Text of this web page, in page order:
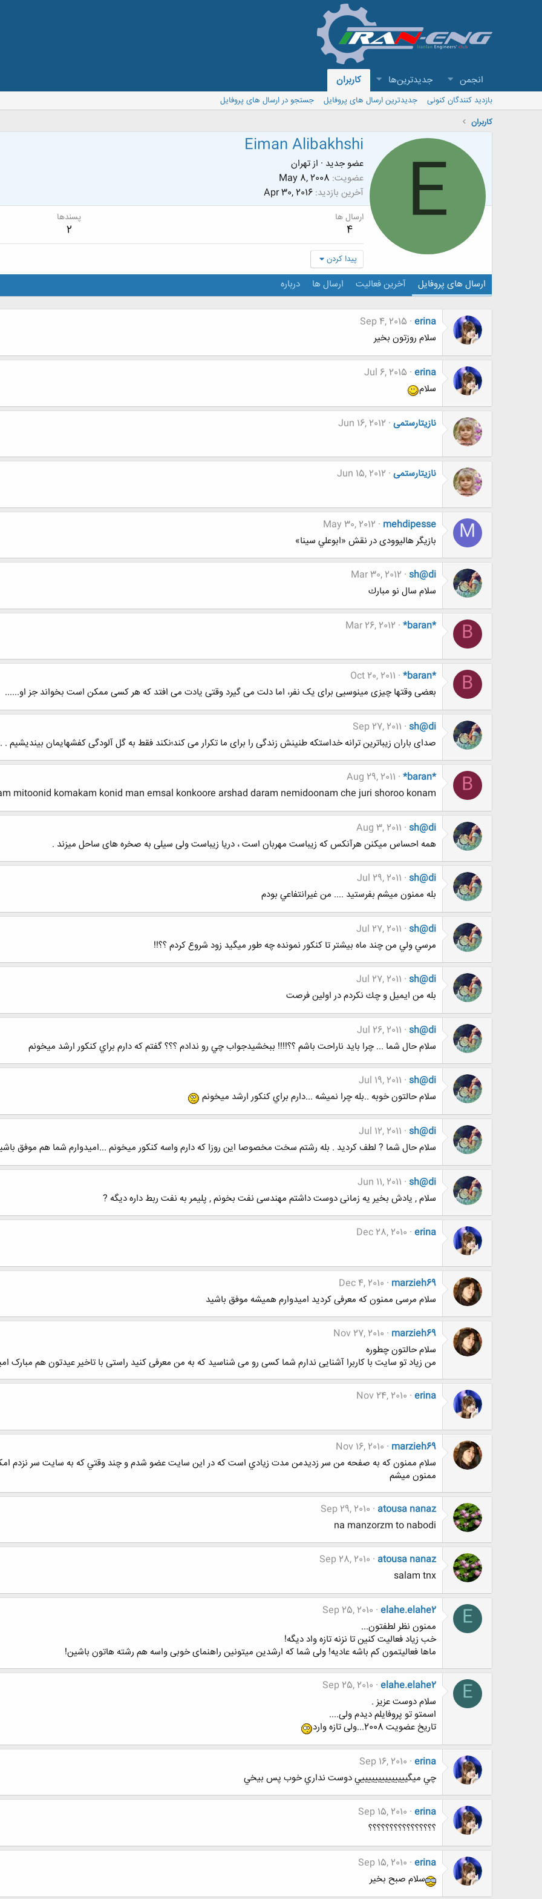
انجمن جدیدترین‌ها کاربران
بازدید کنندگان کنونی جدیدترین ارسال های پروفایل
جستجو در ارسال های پروفایل
کاربران
E
Eiman Alibakhshi
عضو جدید · ازتهران
عضویت May 8, 2008
آخرین بازدید Apr 30, 2016
ارسال ها
4
پسندها
2
پیدا کردن
ارسال های پروفایل آخرین فعالیت ارسال ها درباره
erina
Sep 4, 2015
سلام روزتون بخیر
erina
Jul 6, 2015
سلام
نازیتارستمی Jun 16, 2012
نازیتارستمی Jun 15, 2012
M
mehdipesse
May 30, 2012
بازیگر هالیوودی در نقش «ابوعلي سينا»
sh@di
Mar 30, 2012
سلام سال نو مبارك
B
*baran*
Mar 26, 2012
B
*baran*
Oct 20, 2011
بعضی وقتها چیزی مینوسیی برای یک نفر، اما دلت می گیرد وقتی یادت می افتد که هر کسی ممکن است بخواند جز او......
sh@di
Sep 27, 2011
صدای باران زیباترین ترانه خداستکه طنینش زندگی را برای ما تکرار می کند؛نکند فقط به گل آلودگی کفشهایمان بیندیشیم .
B
*baran*
Aug 29, 2011
mitoonid komakam konid man emsal konkoore arshad daram nemidoonam che juri shoroo konam!!
sh@di
Aug 3, 2011
همه احساس میکنن هرآنکس که زیباست مهربان است ، دریا زیباست ولی سیلی به صخره های ساحل میزند .
sh@di
Jul 29, 2011
بله ممنون ميشم بفرستيد .... من غيرانتفاعي بودم
sh@di
Jul 27, 2011
مرسي ولي من چند ماه بيشتر تا كنكور نمونده چه طور ميگيد زود شروع كردم ؟؟!!
sh@di
Jul 27, 2011
بله من ايميل و چك نكردم در اولين فرصت
sh@di
Jul 26, 2011
سلام حال شما ... چرا بايد ناراحت باشم ؟؟!!!! ببخشيدجواب چي رو ندادم ؟؟؟ گفتم كه دارم براي كنكور ارشد ميخونم
sh@di
Jul 19, 2011
سلام حالتون خوبه ..بله چرا نميشه ...دارم براي كنكور ارشد ميخونم
sh@di
Jul 12, 2011
سلام حال شما ? لطف کردید . بله رشتم سخت مخصوصا این روزا که دارم واسه کنکور میخونم ...امیدوارم شما هم موفق
sh@di
Jun 11, 2011
سلام , یادش بخیر یه زمانی دوست داشتم مهندسی نفت بخونم , پلیمر به نفت ربط داره دیگه ?
erina
Dec 28, 2010
marzieh69
Dec 4, 2010
سلام مرسی ممنون که معرفی کردید امیدوارم همیشه موفق باشید
marzieh69
Nov 27, 2010
سلام حالتون چطوره
من زیاد تو سایت با کاربرا آشنایی ندارم شما کسی رو می شناسید که به من معرفی کنید راستی با تاخیر عیدتون هم
erina
Nov 24, 2010
marzieh69
Nov 16, 2010
سلام ممنون كه به صفحه من سر زديدمن مدت زيادي است كه در اين سايت عضو شدم و چند وقتي كه به سايت سر نزدم
ممنون ميشم
atousa nanaz
Sep 29, 2010
na manzorzm to nabodi
atousa nanaz
Sep 28, 2010
salam tnx
E
elahe.elahe2
Sep 25, 2010
ممنون نظر لطفتون...
خب زیاد فعالیت کنین تا نزنه تازه واد دیگه!
ماها فعالیتمون کم باشه عادیه! ولی شما که ارشدین میتونین راهنمای خوبی واسه هم رشته هاتون باشین!
E
elahe.elahe2
Sep 25, 2010
سلام دوست عزیز .
اسمتو تو پروفایلم دیدم ولی....
تاریخ عضویت 2008...ولی تازه وارد
erina
Sep 16, 2010
چي ميگييييييييييييييي دوست نداري خوب پس بيخي
erina
Sep 15, 2010
؟؟؟؟؟؟؟؟؟؟؟؟؟؟؟؟
erina
Sep 15, 2010
سلام صبح بخیر